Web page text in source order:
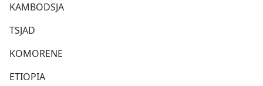
KAMBODSJA
TSJAD
KOMORENE
ETIOPIA